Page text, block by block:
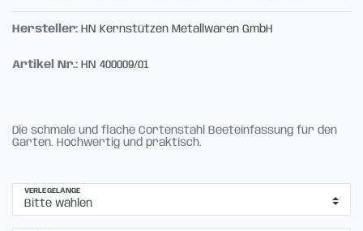
Hersteller: HN Kernstützen Metallwaren GmbH
Artikel Nr.: HN 400009/01
Die schmale und flache Cortenstahl Beeteinfassung für den
Garten. Hochwertig und praktisch.
VERLEGELÄNGE